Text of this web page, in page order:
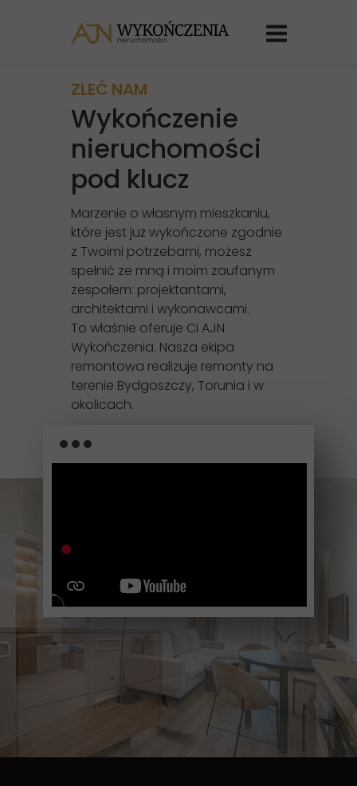
ZLEĆ NAM
Marzenie o własnym mieszkaniu,
które jest już wykończone zgodnie
z Twoimi potrzebami, możesz
spełnić ze mną i moim zaufanym
zespołem: projektantami,
architektami i wykonawcami.
To właśnie oferuje Ci AJN
Wykończenia. Nasza ekipa
remontowa realizuje remonty na
terenie Bydgoszczy, Torunia i w
okolicach.
Wykończenie
nieruchomości
pod klucz